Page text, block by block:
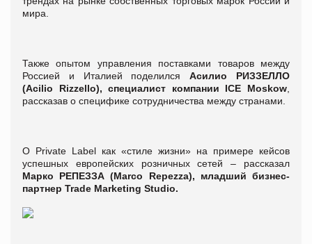
мира.
Также опытом управления поставками товаров между
Россией и Италией поделилсяАсилио РИЗЗЕЛЛО
(Acilio Rizzello), специалист компании ICE Moskow
рассказав о специфике сотрудничества между странами.
О Private Label как «стиле жизни» на примере кейсов
успешных европейских розничных сетей – рассказал
Марко РЕПЕЗЗА (Marco Repezza), младший бизнес-
партнер Trade Marketing Studio.